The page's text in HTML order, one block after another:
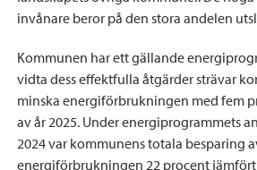
invånare beror på den stora andelen
Kommunen har ett gällande
vidta dess effektfulla åtgärder strävar
minska energiförbrukningen med fem
av år 2025. Under energiprogrammets
2024 var kommunens totala besparing
energiförbrukningen 22 procent